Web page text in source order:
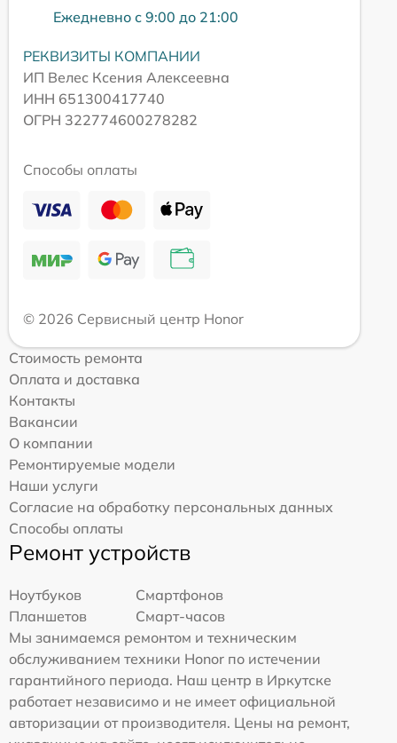
Ежедневно с 9:00 до 21:00
РЕКВИЗИТЫ КОМПАНИИ
ИП Велес Ксения Алексеевна
ИНН 651300417740
ОГРН 322774600278282
Способы оплаты
© 2026 Сервисный центр Honor
Стоимость ремонта
Оплата и доставка
Контакты
Вакансии
О компании
Ремонтируемые модели
Наши услуги
Согласие на обработку персональных данных
Способы оплаты
Ремонт устройств
Ноутбуков
Смартфонов
Планшетов
Смарт-часов
Мы занимаемся ремонтом и техническим
обслуживанием техники Honor по истечении
гарантийного периода. Наш центр в Иркутске
работает независимо и не имеет официальной
авторизации от производителя. Цены на ремонт,